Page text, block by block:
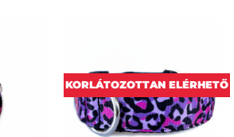
KORLÁTOZOTTAN ELÉRHETŐ